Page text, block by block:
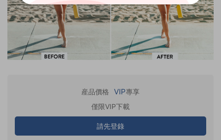
産品價格 VIP專享
僅限VIP下載
請先登錄